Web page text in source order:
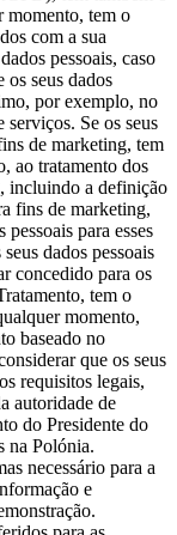
momento, tem o
com a sua
pessoais, caso
os seus dados
por exemplo, no
Se os seus
de marketing, tem
ao tratamento dos
incluindo a definição
fins de marketing,
para esses
dados pessoais
concedido para os
tem o
momento,
baseado no
que os seus
requisitos legais,
autoridade de
do Presidente do
na Polónia.
necessário para a
e